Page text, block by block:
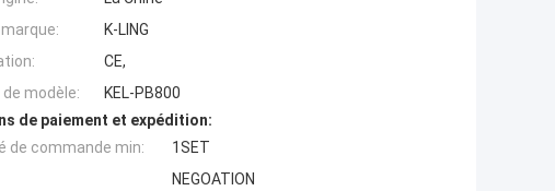
K-LING
CE,
de modèle:
KEL-PB800
de paiement et expédition:
de commande min:
1SET
NEGOATION